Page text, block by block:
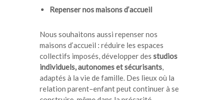
Repenser nos maisons d’accueil
Nous souhaitons aussi repenser nos
maisons d’accueil : réduire les espaces
collectifs imposés, développer des studios
individuels, autonomes et sécurisants,
adaptés à la vie de famille. Des lieux où la
relation parent–enfant peut continuer à se